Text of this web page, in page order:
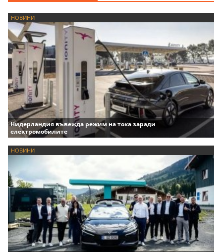
НОВИНИ
Нидерландия въвежда режим на тока заради
електромобилите
НОВИНИ